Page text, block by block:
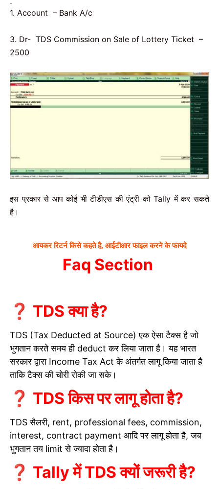
1. Account – Bank A/c
3. Dr- TDS Commission on Sale of Lottery Ticket –
2500
इस प्रकार से आप कोई भी टीडीएस की एंट्री को Tally में कर सकते
है।
आयकर रिटर्न किसे कहते है, आईटीआर फाइल करने के फायदे
Faq Section
❓ TDS क्या है?
TDS (Tax Deducted at Source) एक ऐसा टैक्स है जो
भुगतान करते समय ही deduct कर लिया जाता है। यह भारत
सरकार द्वारा Income Tax Act के अंतर्गत लागू किया जाता है
ताकि टैक्स की चोरी रोकी जा सके।
❓ TDS किस पर लागू होता है?
TDS सैलरी, rent, professional fees, commission,
interest, contract payment आदि पर लागू होता है, जब
भुगतान तय limit से ज्यादा होता है।
❓ Tally में TDS क्यों जरूरी है?